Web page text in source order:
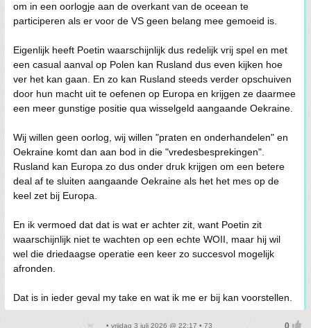
om in een oorlogje aan de overkant van de oceean te
participeren als er voor de VS geen belang mee gemoeid is.
Eigenlijk heeft Poetin waarschijnlijk dus redelijk vrij spel en met
een casual aanval op Polen kan Rusland dus even kijken hoe
ver het kan gaan. En zo kan Rusland steeds verder opschuiven
door hun macht uit te oefenen op Europa en krijgen ze daarmee
een meer gunstige positie qua wisselgeld aangaande Oekraine.
Wij willen geen oorlog, wij willen "praten en onderhandelen" en
Oekraine komt dan aan bod in die "vredesbesprekingen".
Rusland kan Europa zo dus onder druk krijgen om een betere
deal af te sluiten aangaande Oekraine als het het mes op de
keel zet bij Europa.
En ik vermoed dat dat is wat er achter zit, want Poetin zit
waarschijnlijk niet te wachten op een echte WOII, maar hij wil
wel die driedaagse operatie een keer zo succesvol mogelijk
afronden.
Dat is in ieder geval my take en wat ik me er bij kan voorstellen.
• vrijdag 3 juli 2026 @ 22:17 • 73